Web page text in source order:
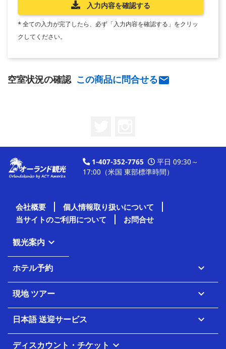
入力内容を確認する
* 全ての入力が完了したら、必ず「入力内容を確認する」をクリッ
クしてください。
空室状況の確認 この商品に問合せる
1-407-352-7765
平日 09:30～
17:00（米国 東部標準時間）
会社概要
個人情報取り扱いについて
当サイトのご利用について
お問合せ
観光案内 
ホテル予約 
現地 ツアー 
日本語 送迎サービス 
ディスカウント・チケット 